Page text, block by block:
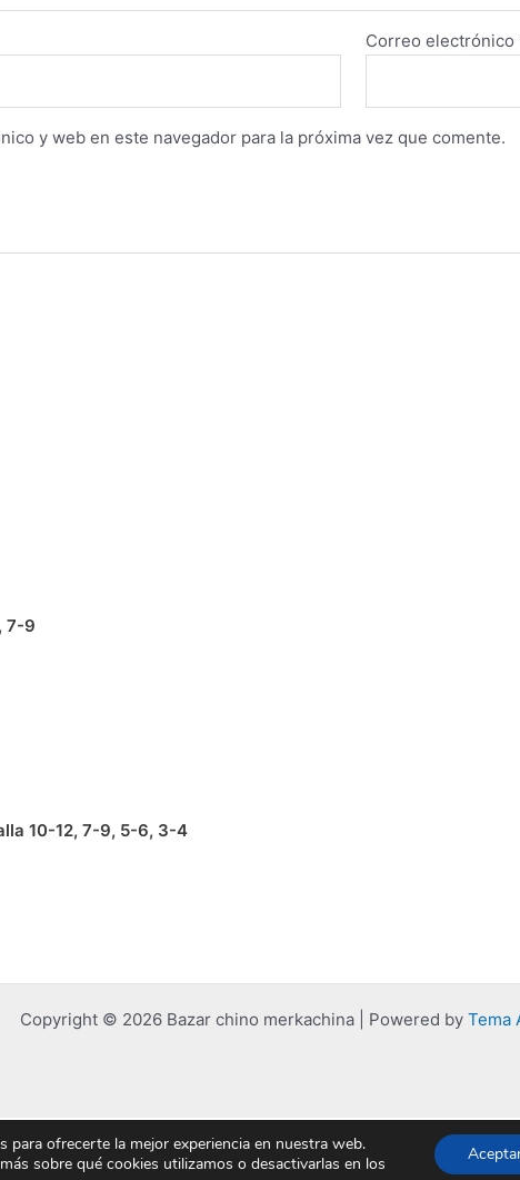
Correo electrónico
y web en este navegador para la próxima vez que comente.
7-9
10-12, 7-9, 5-6, 3-4
Copyright © 2026 Bazar chino merkachina | Powered by Tema
para ofrecerte la mejor experiencia en nuestra web.
sobre qué cookies utilizamos o desactivarlas en los